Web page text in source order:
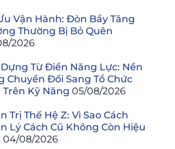
Vận Hành: Đòn Bẩy Tăng
Thường Bị Bỏ Quên
2026
Từ Điển Năng Lực: Nền
Chuyển Đổi Sang Tổ Chức
Trên Kỹ Năng 05/08/2026
Trị Thế Hệ Z: Vì Sao Cách
Lý Cách Cũ Không Còn Hiệu
04/08/2026